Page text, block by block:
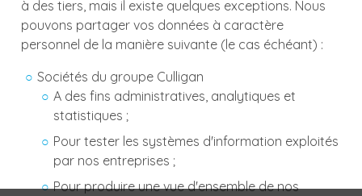
à des tiers, mais il existe quelques exceptions. Nous
pouvons partager vos données à caractère
personnel de la manière suivante (le cas échéant) :
Sociétés du groupe Culligan
A des fins administratives, analytiques et
statistiques ;
Pour tester les systèmes d'information exploités
par nos entreprises ;
Pour produire une vue d'ensemble de nos